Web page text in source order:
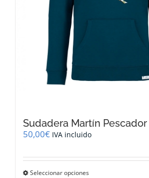
Sudadera Martín Pescador
50,00€ IVA incluido
Seleccionar opciones